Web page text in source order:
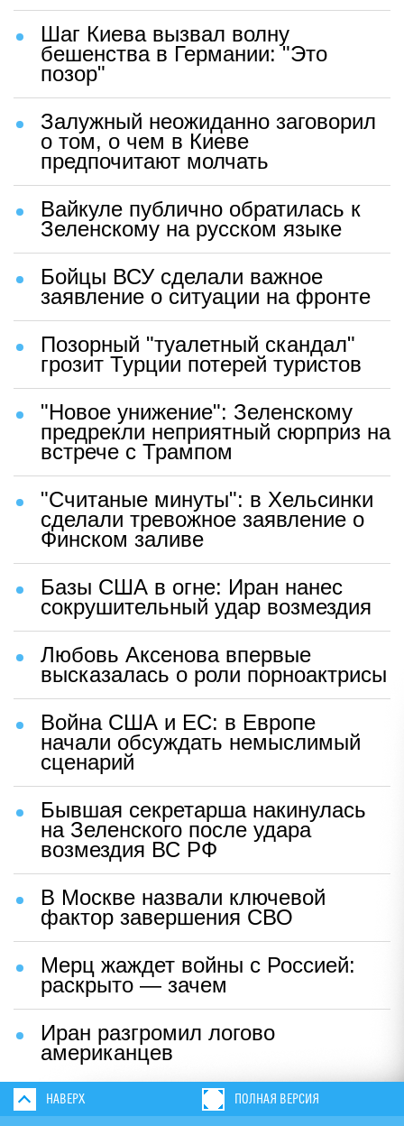
Шаг Киева вызвал волну
бешенства в Германии: "Это
позор"
Залужный неожиданно заговорил
о том, о чем в Киеве
предпочитают молчать
Вайкуле публично обратилась к
Зеленскому на русском языке
Бойцы ВСУ сделали важное
заявление о ситуации на фронте
Позорный "туалетный скандал"
грозит Турции потерей туристов
"Новое унижение": Зеленскому
предрекли неприятный сюрприз на
встрече с Трампом
"Считаные минуты": в Хельсинки
сделали тревожное заявление о
Финском заливе
Базы США в огне: Иран нанес
сокрушительный удар возмездия
Любовь Аксенова впервые
высказалась о роли порноактрисы
Война США и ЕС: в Европе
начали обсуждать немыслимый
сценарий
Бывшая секретарша накинулась
на Зеленского после удара
возмездия ВС РФ
В Москве назвали ключевой
фактор завершения СВО
Мерц жаждет войны с Россией:
раскрыто — зачем
Иран разгромил логово
американцев
НАВЕРХ ПОЛНАЯ ВЕРСИЯ